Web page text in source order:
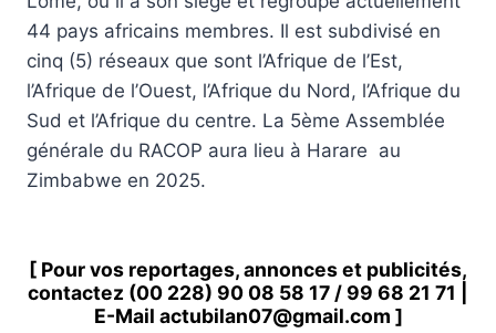
44 pays africains membres. Il est subdivisé en
cinq (5) réseaux que sont l’Afrique de l’Est,
l’Afrique de l’Ouest, l’Afrique du Nord, l’Afrique du
Sud et l’Afrique du centre. La 5ème Assemblée
générale du RACOP aura lieu à Harare au
Zimbabwe en 2025.
[ Pour vos reportages, annonces et publicités,
contactez (00 228) 90 08 58 17 / 99 68 21 71
E-Mail actubilan07@gmail.com ]